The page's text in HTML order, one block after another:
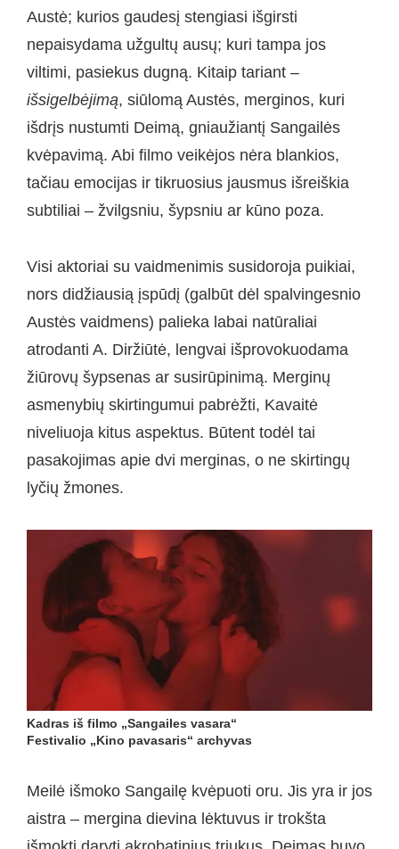
Austė; kurios gaudesį stengiasi išgirsti
nepaisydama užgultų ausų; kuri tampa jos
viltimi, pasiekus dugną. Kitaip tariant –
išsigelbėjimą, siūlomą Austės, merginos, kuri
išdrįs nustumti Deimą, gniaužiantį Sangailės
kvėpavimą. Abi filmo veikėjos nėra blankios,
tačiau emocijas ir tikruosius jausmus išreiškia
subtiliai – žvilgsniu, šypsniu ar kūno poza.
Visi aktoriai su vaidmenimis susidoroja puikiai,
nors didžiausią įspūdį (galbūt dėl spalvingesnio
Austės vaidmens) palieka labai natūraliai
atrodanti A. Diržiūtė, lengvai išprovokuodama
žiūrovų šypsenas ar susirūpinimą. Merginų
asmenybių skirtingumui pabrėžti, Kavaitė
niveliuoja kitus aspektus. Būtent todėl tai
pasakojimas apie dvi merginas, o ne skirtingų
lyčių žmones.
Kadras iš filmo „Sangailes vasara“
Festivalio „Kino pavasaris“ archyvas
Meilė išmoko Sangailę kvėpuoti oru. Jis yra ir jos
aistra – mergina dievina lėktuvus ir trokšta